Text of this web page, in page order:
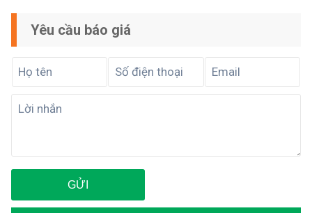
Yêu cầu báo giá